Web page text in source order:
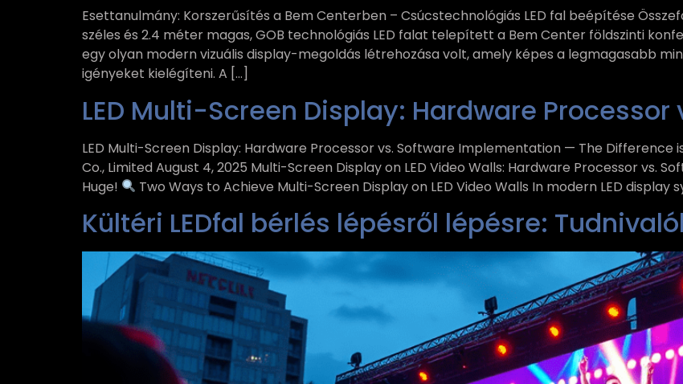
Esettanulmány: Korszerűsítés a Bem Centerben – Csúcstechnológiás LED fal beépítése
széles és 2.4 méter magas, GOB technológiás LED falat telepített a Bem Center földszinti
egy olyan modern vizuális display-megoldás létrehozása volt, amely képes a legmagasabb
igényeket kielégíteni. A […]
LED Multi-Screen Display: Hardware Processor
LED Multi-Screen Display: Hardware Processor vs. Software Implementation — The Difference
Co., Limited August 4, 2025 Multi-Screen Display on LED Video Walls: Hardware Processor vs.
Huge!
Two Ways to Achieve Multi-Screen Display on LED Video Walls In modern LED display
Kültéri LEDfal bérlés lépésről lépésre: